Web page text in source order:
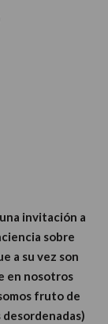
invitación a
sobre
a su vez son
en nosotros
fruto de
desordenadas)